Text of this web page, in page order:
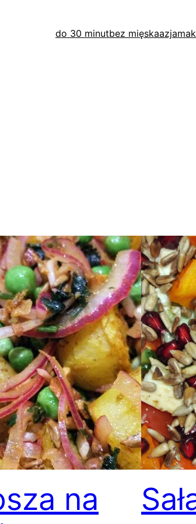
do 30 minutbez mięskaazja
na